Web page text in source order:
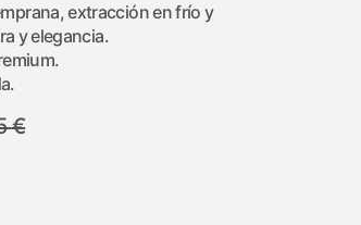
extracción en frío y
y elegancia.
€